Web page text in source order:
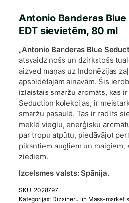
Antonio Banderas
EDT sievietēm, 80 ml
„Antonio Banderas Blue
atsvaidzinošs un dzirkstošs
aizved maņas uz Indonēzijas
apspīdētajām ainavām. Šis
izlaistais smaržu aromāts, kas
Seduction kolekcijas, ir
smaržu pasaulē. Tas ir radīts
meklē vieglu, enerģisku
par tropu atpūtu, piedāvājot
pikantiem augļiem un maigiem,
ziediem.
Izcelsmes valsts: Spānija.
SKU: 2028797
Kategorijas: Dizaineru un Mass-market